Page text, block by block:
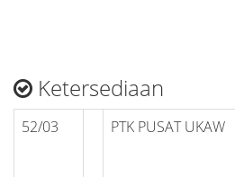
Ketersediaan
52/03 PTK PUSAT UKAW